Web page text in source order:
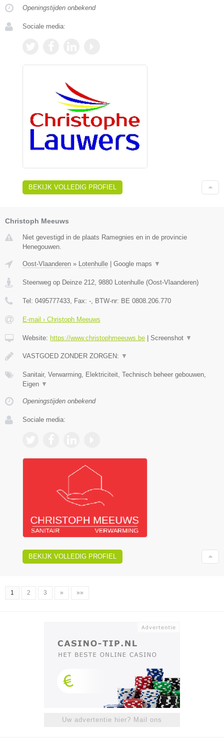
Openingstijden onbekend
Sociale media:
BEKIJK VOLLEDIG PROFIEL
Christoph Meeuws
Niet gevestigd in de plaats Ramegnies en in de provincie
Henegouwen.
Oost-Vlaanderen » Lotenhulle Google maps ▼
Steenweg op Deinze 212 9880 Lotenhulle (Oost-Vlaanderen)
Tel: 0495777433 , Fax: - , BTW-nr: BE 0808.206.770
E-mail › Christoph Meeuws
Website: https://www.christophmeeuws.be Screenshot ▼
VASTGOED ZONDER ZORGEN: ▼
Sanitair, Verwarming, Elektriciteit, Technisch beheer gebouwen,
Eigen ▼
Openingstijden onbekend
Sociale media:
BEKIJK VOLLEDIG PROFIEL
1 2 3 » »»
Uw advertentie hier? Mail ons